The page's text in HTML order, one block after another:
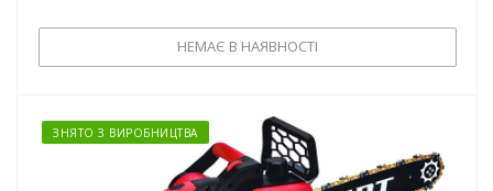
НЕМАЄ В НАЯВНОСТІ
ЗНЯТО З ВИРОБНИЦТВА